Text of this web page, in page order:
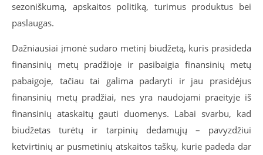
sezoniškumą, apskaitos politiką, turimus produktus bei
paslaugas.
Dažniausiai įmonė sudaro metinį biudžetą, kuris prasideda
finansinių metų pradžioje ir pasibaigia finansinių metų
pabaigoje, tačiau tai galima padaryti ir jau prasidėjus
finansinių metų pradžiai, nes yra naudojami praeityje iš
finansinių ataskaitų gauti duomenys. Labai svarbu, kad
biudžetas turėtų ir tarpinių dedamųjų – pavyzdžiui
ketvirtinių ar pusmetinių atskaitos taškų, kurie padeda dar